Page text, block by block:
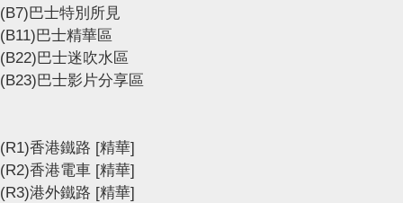
(B7)巴士特別所見
(B11)巴士精華區
(B22)巴士迷吹水區
(B23)巴士影片分享區
(R1)香港鐵路 [精華]
(R2)香港電車 [精華]
(R3)港外鐵路 [精華]